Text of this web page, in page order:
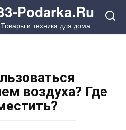
Podarka.Ru
Товары и техника для дома
воздуха? Где